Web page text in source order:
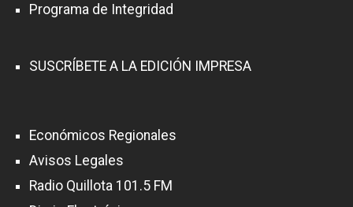
Programa de Integridad
SUSCRÍBETE A LA EDICIÓN IMPRESA
Económicos Regionales
Avisos Legales
Radio Quillota 101.5 FM